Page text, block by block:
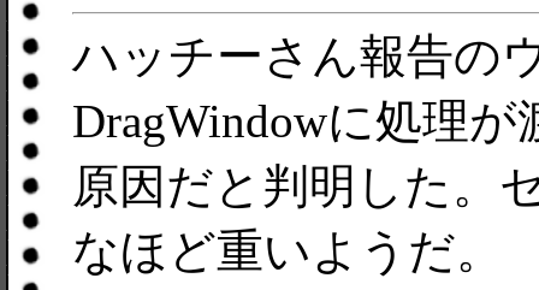
ハッチーさん報告の
DragWindowに処理
原因だと判明した。
なほど重いようだ。